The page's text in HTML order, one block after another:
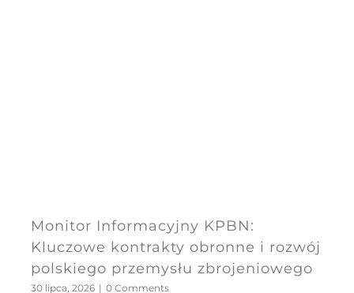
Monitor Informacyjny KPBN:
Kluczowe kontrakty obronne i rozwój
polskiego przemysłu zbrojeniowego
30 lipca, 2026 | 0 Comments